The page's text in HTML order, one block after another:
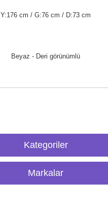
Y:176 cm / G:76 cm / D:73 cm
Beyaz - Deri görünümlü
Kategoriler
Markalar